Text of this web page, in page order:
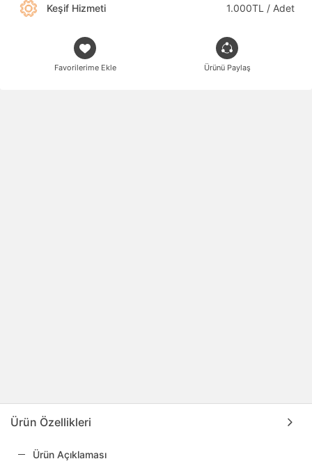
Keşif Hizmeti 1.000TL / Adet
Favorilerime Ekle Ürünü Paylaş
Ürün Özellikleri
Ürün Açıklaması